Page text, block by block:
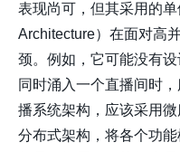
表现尚可，但其采用的
Architecture）在面对高
颈。例如，它可能没有
同时涌入一个直播间时
播系统架构，应该采用
分布式架构，将各个功